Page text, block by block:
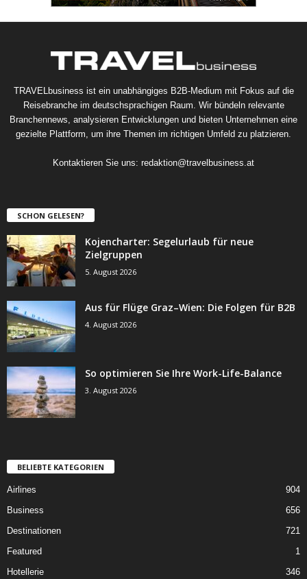
TRAVELbusiness ist ein unabhängiges B2B-Medium mit Fokus auf die
Reisebranche im deutschsprachigen Raum. Wir bündeln relevante
Branchennews, analysieren Entwicklungen und bieten Unternehmen eine
gezielte Plattform, um ihre Themen im richtigen Umfeld zu platzieren.
Kontaktieren Sie uns: redaktion@travelbusiness.at
SCHON GELESEN?
Kojencharter: Segelurlaub für neue
Zielgruppen
5. August 2026
Aus für Flüge Graz–Wien: Die Folgen für B2B
4. August 2026
So optimieren Sie Ihre Work-Life-Balance
3. August 2026
BELIEBTE KATEGORIEN
Airlines
904
Business
656
Destinationen
721
Featured
1
Hotellerie
346